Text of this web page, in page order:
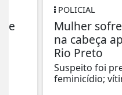
POLICIAL
Mulher sofre
na cabeça após
Rio Preto
Suspeito foi preso
feminicídio; vítima